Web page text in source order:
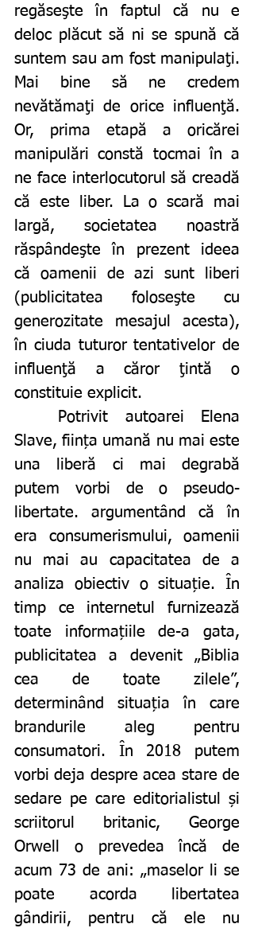
regăseşte în faptul că nu e
deloc plăcut să ni se spună că
suntem sau am fost manipulaţi.
Mai bine să ne credem
nevătămaţi de orice influenţă.
Or, prima etapă a oricărei
manipulări constă tocmai în a
ne face interlocutorul să creadă
că este liber. La o scară mai
largă, societatea noastră
răspândeşte în prezent ideea
că oamenii de azi sunt liberi
(publicitatea foloseşte cu
generozitate mesajul acesta),
în ciuda tuturor tentativelor de
influenţă a căror ţintă o
constituie explicit.
Slave, ființa umană nu mai este
una liberă ci mai degrabă
putem vorbi de o pseudo-
libertate. argumentând că în
era consumerismului, oamenii
nu mai au capacitatea de a
analiza obiectiv o situație. În
timp ce internetul furnizează
toate informațiile de-a gata,
publicitatea a devenit „Biblia
cea de toate zilele”,
determinând situația în care
brandurile aleg pentru
consumatori. În 2018 putem
vorbi deja despre acea stare de
sedare pe care editorialistul și
scriitorul britanic, George
Orwell o prevedea încă de
acum 73 de ani: „maselor li se
poate acorda libertatea
gândirii, pentru că ele nu